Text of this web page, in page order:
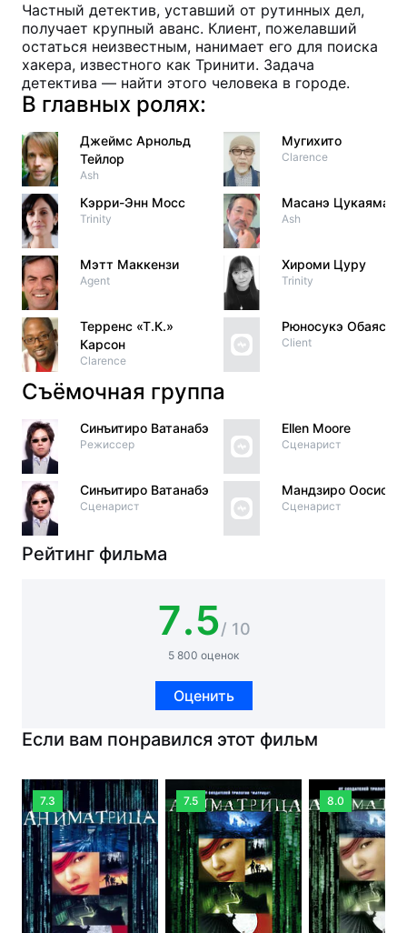
Частный детектив, уставший от рутинных дел,
получает крупный аванс. Клиент, пожелавший
остаться неизвестным, нанимает его для поиска
хакера, известного как Тринити. Задача
детектива — найти этого человека в городе.
В главных ролях:
Джеймс Арнольд
Тейлор
Ash
Кэрри-Энн Мосс
Trinity
Мэтт Маккензи
Agent
Терренс «Т.К.»
Карсон
Clarence
Мугихито
Clarence
Масанэ Цукаяма
Ash
Хироми Цуру
Trinity
Рюносукэ Обаяси
Client
Съёмочная группа
Синъитиро Ватанабэ
Режиссер
Синъитиро Ватанабэ
Сценарист
Ellen Moore
Сценарист
Мандзиро Оосио
Сценарист
Рейтинг фильма
7.5/ 10
5 800 оценок
Оценить
Если вам понравился этот фильм
7.3 7.5 8.0